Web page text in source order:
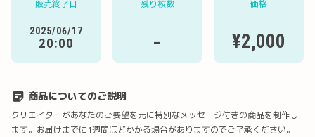
販売終了日
2025/06/17
20:00
残り枚数
-
価格
¥2,000
商品についてのご説明
クリエイターがあなたのご要望を元に特別なメッセージ付きの商品を制作し
ます。お届けまでに1週間ほどかかる場合がありますのでご了承ください。
URLコピー